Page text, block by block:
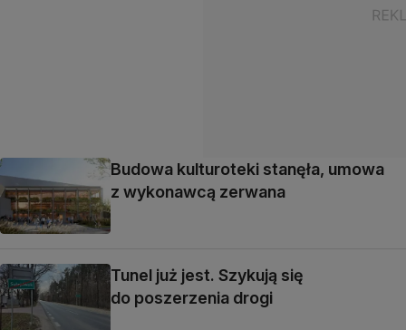
Budowa kulturoteki stanęła, umowa
z wykonawcą zerwana
Tunel już jest. Szykują się
do poszerzenia drogi